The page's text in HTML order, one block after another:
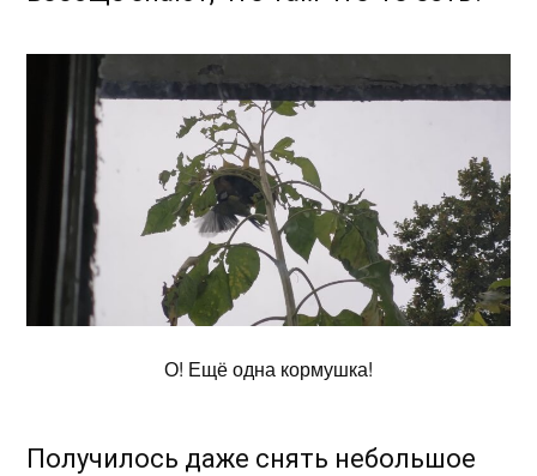
О! Ещё одна кормушка!
Получилось даже снять небольшое